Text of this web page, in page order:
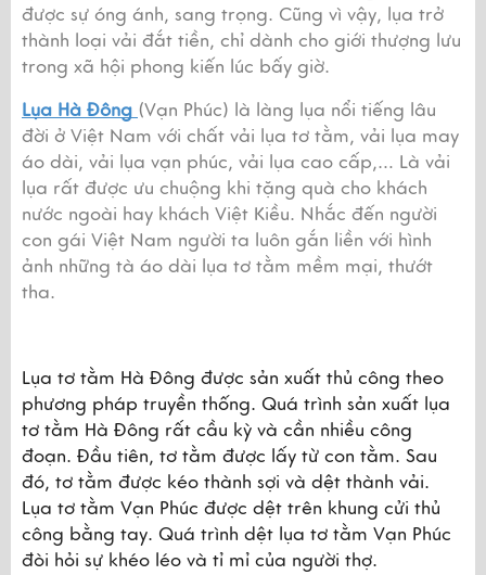
được sự óng ánh, sang trọng. Cũng vì vậy, lụa trở
thành loại vải đắt tiền, chỉ dành cho giới thượng lưu
trong xã hội phong kiến lúc bấy giờ.
Lụa Hà Đông (Vạn Phúc) là làng lụa nổi tiếng lâu
đời ở Việt Nam với chất vải lụa tơ tằm, vải lụa may
áo dài, vải lụa vạn phúc, vải lụa cao cấp,… Là vải
lụa rất được ưu chuộng khi tặng quà cho khách
nước ngoài hay khách Việt Kiều. Nhắc đến người
con gái Việt Nam người ta luôn gắn liền với hình
ảnh những tà áo dài lụa tơ tằm mềm mại, thướt
tha.
Lụa tơ tằm Hà Đông được sản xuất thủ công theo
phương pháp truyền thống. Quá trình sản xuất lụa
tơ tằm Hà Đông rất cầu kỳ và cần nhiều công
đoạn. Đầu tiên, tơ tằm được lấy từ con tằm. Sau
đó, tơ tằm được kéo thành sợi và dệt thành vải.
Lụa tơ tằm Vạn Phúc được dệt trên khung cửi thủ
công bằng tay. Quá trình dệt lụa tơ tằm Vạn Phúc
đòi hỏi sự khéo léo và tỉ mỉ của người thợ.